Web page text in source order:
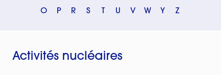
O P R S U V W Y Z
Activités nucléaires